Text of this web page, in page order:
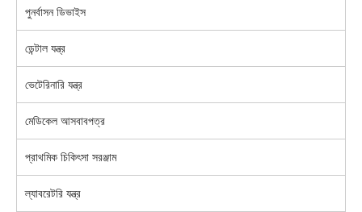
পুনর্বাসন ডিভাইস
ডেন্টাল যন্ত্র
ভেটেরিনারি যন্ত্র
মেডিকেল আসবাবপত্র
প্রাথমিক চিকিৎসা সরঞ্জাম
ল্যাবরেটরি যন্ত্র